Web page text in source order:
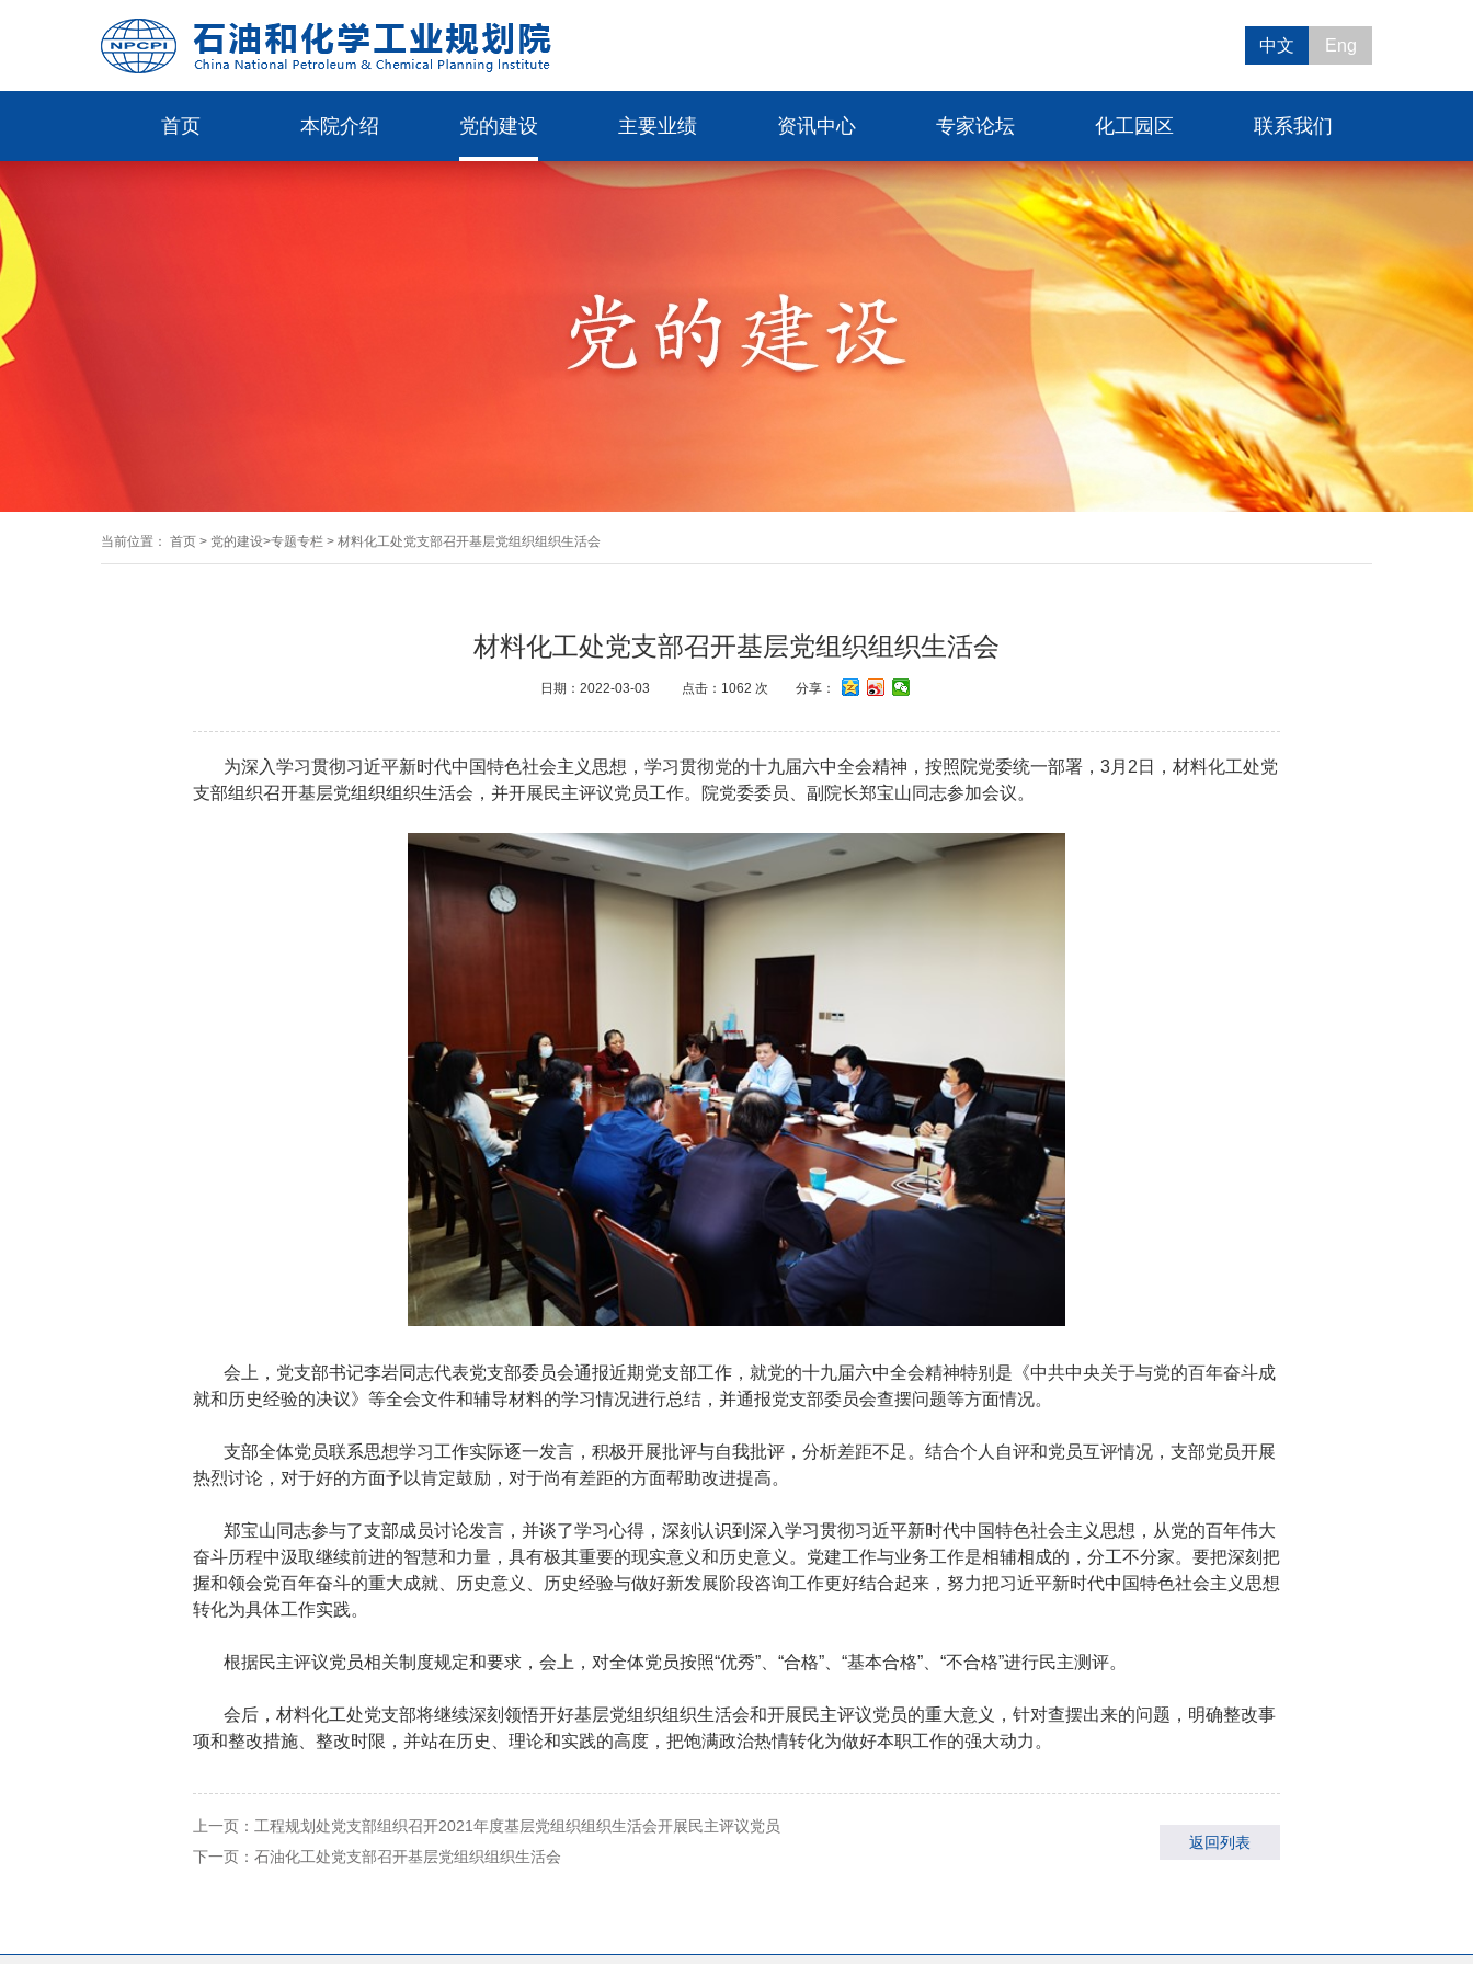
中文 Eng
首页 本院介绍 党的建设 主要业绩 资讯中心 专家论坛 化工园区 联系我们
当前位置： 首页 > 党的建设>专题专栏 > 材料化工处党支部召开基层党组织组织生活会
材料化工处党支部召开基层党组织组织生活会
日期：2022-03-03 点击： 1062 次 分享：
为深入学习贯彻习近平新时代中国特色社会主义思想，学习贯彻党的十九届六中全会精神，按照院党委统一部署，3月2日，材料化工处党
支部组织召开基层党组织组织生活会，并开展民主评议党员工作。院党委委员、副院长郑宝山同志参加会议。
会上，党支部书记李岩同志代表党支部委员会通报近期党支部工作，就党的十九届六中全会精神特别是《中共中央关于与党的百年奋斗成
就和历史经验的决议》等全会文件和辅导材料的学习情况进行总结，并通报党支部委员会查摆问题等方面情况。
支部全体党员联系思想学习工作实际逐一发言，积极开展批评与自我批评，分析差距不足。结合个人自评和党员互评情况，支部党员开展
热烈讨论，对于好的方面予以肯定鼓励，对于尚有差距的方面帮助改进提高。
郑宝山同志参与了支部成员讨论发言，并谈了学习心得，深刻认识到深入学习贯彻习近平新时代中国特色社会主义思想，从党的百年伟大
奋斗历程中汲取继续前进的智慧和力量，具有极其重要的现实意义和历史意义。党建工作与业务工作是相辅相成的，分工不分家。要把深刻把
握和领会党百年奋斗的重大成就、历史意义、历史经验与做好新发展阶段咨询工作更好结合起来，努力把习近平新时代中国特色社会主义思想
转化为具体工作实践。
根据民主评议党员相关制度规定和要求，会上，对全体党员按照“优秀”、“合格”、“基本合格”、“不合格”进行民主测评。
会后，材料化工处党支部将继续深刻领悟开好基层党组织组织生活会和开展民主评议党员的重大意义，针对查摆出来的问题，明确整改事
项和整改措施、整改时限，并站在历史、理论和实践的高度，把饱满政治热情转化为做好本职工作的强大动力。
上一页： 工程规划处党支部组织召开2021年度基层党组织组织生活会开展民主评议党员
下一页： 石油化工处党支部召开基层党组织组织生活会
返回列表